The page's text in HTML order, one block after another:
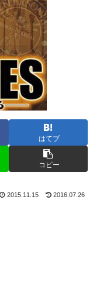
はてブ
コピー
2015.11.15 2016.07.26